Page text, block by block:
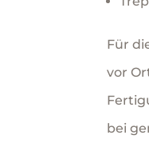
Für
vor
bei